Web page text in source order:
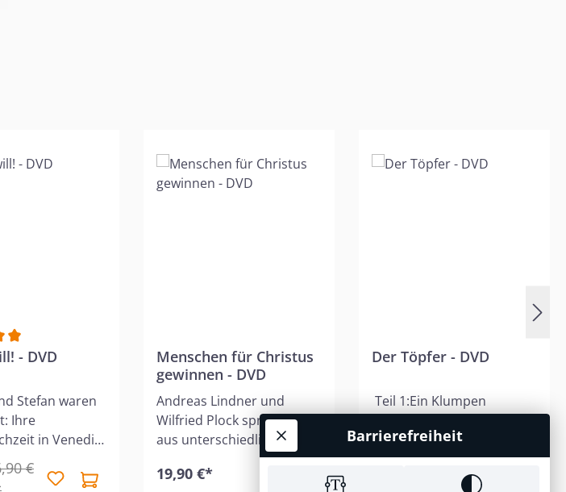
Bewertung von 5 von 5 Sternen
- DVD
Stefan waren
Ihre
in Venedig
in eine
und
€
Menschen für Christus
gewinnen - DVD
Andreas Lindner und
Wilfried Plock sprechen
aus unterschiedlichen
Perspektiven über das
Thema "Menschen für
19,90 €*
Der Töpfer - DVD
Teil 1:Ein Klumpen
Fast hässlich. Doch dann
beginnt der Töpfermeister
Dave Blakeslee mit diesem
Barrierefreiheit